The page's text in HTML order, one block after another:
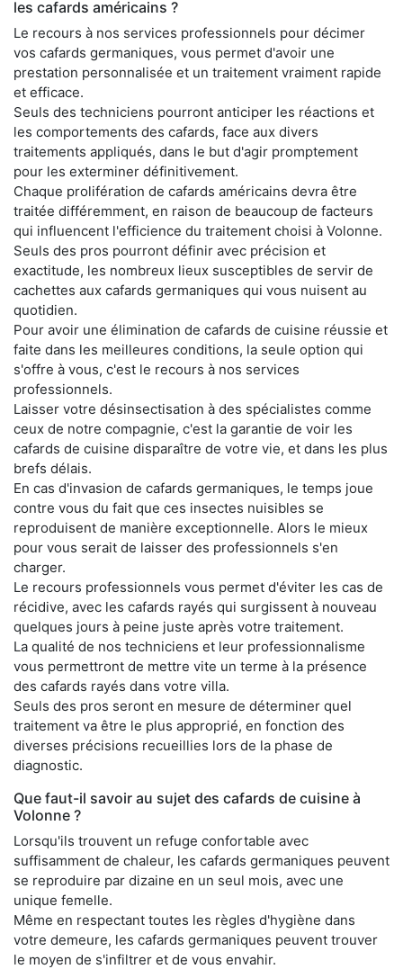
les cafards américains ?
Le recours à nos services professionnels pour décimer
vos cafards germaniques, vous permet d'avoir une
prestation personnalisée et un traitement vraiment rapide
et efficace.
Seuls des techniciens pourront anticiper les réactions et
les comportements des cafards, face aux divers
traitements appliqués, dans le but d'agir promptement
pour les exterminer définitivement.
Chaque prolifération de cafards américains devra être
traitée différemment, en raison de beaucoup de facteurs
qui influencent l'efficience du traitement choisi à Volonne.
Seuls des pros pourront définir avec précision et
exactitude, les nombreux lieux susceptibles de servir de
cachettes aux cafards germaniques qui vous nuisent au
quotidien.
Pour avoir une élimination de cafards de cuisine réussie et
faite dans les meilleures conditions, la seule option qui
s'offre à vous, c'est le recours à nos services
professionnels.
Laisser votre désinsectisation à des spécialistes comme
ceux de notre compagnie, c'est la garantie de voir les
cafards de cuisine disparaître de votre vie, et dans les plus
brefs délais.
En cas d'invasion de cafards germaniques, le temps joue
contre vous du fait que ces insectes nuisibles se
reproduisent de manière exceptionnelle. Alors le mieux
pour vous serait de laisser des professionnels s'en
charger.
Le recours professionnels vous permet d'éviter les cas de
récidive, avec les cafards rayés qui surgissent à nouveau
quelques jours à peine juste après votre traitement.
La qualité de nos techniciens et leur professionnalisme
vous permettront de mettre vite un terme à la présence
des cafards rayés dans votre villa.
Seuls des pros seront en mesure de déterminer quel
traitement va être le plus approprié, en fonction des
diverses précisions recueillies lors de la phase de
diagnostic.
Que faut-il savoir au sujet des cafards de cuisine à
Volonne ?
Lorsqu'ils trouvent un refuge confortable avec
suffisamment de chaleur, les cafards germaniques peuvent
se reproduire par dizaine en un seul mois, avec une
unique femelle.
Même en respectant toutes les règles d'hygiène dans
votre demeure, les cafards germaniques peuvent trouver
le moyen de s'infiltrer et de vous envahir.